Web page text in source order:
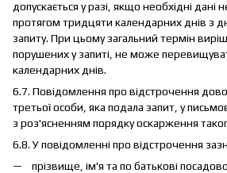
допускається у разі, якщо необхідні дані
протягом тридцяти календарних днів з
запиту. При цьому загальний термін
порушених у запиті, не може
календарних днів.
6.7. Повідомлення про відстрочення
третьої особи, яка подала запит, у
з роз'ясненням порядку оскарження
6.8. У повідомленні про відстрочення
прізвище, ім'я та по батькові